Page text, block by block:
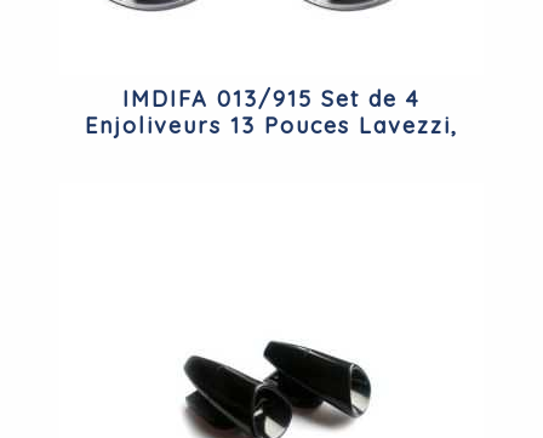
IMDIFA 013/915 Set de 4
Enjoliveurs 13 Pouces Lavezzi,